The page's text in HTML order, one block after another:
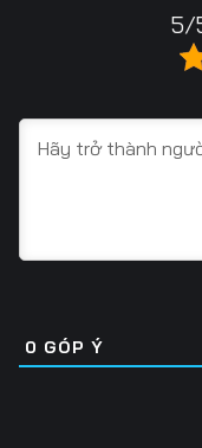
Tập 30
Tập 36
Tập 42
5/
0 GÓP Ý